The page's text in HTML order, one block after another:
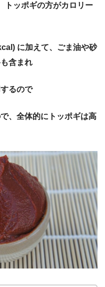
トッポギの方がカロリー
に加えて、ごま油や砂
含まれ
るので
、 全体的にトッポギは高